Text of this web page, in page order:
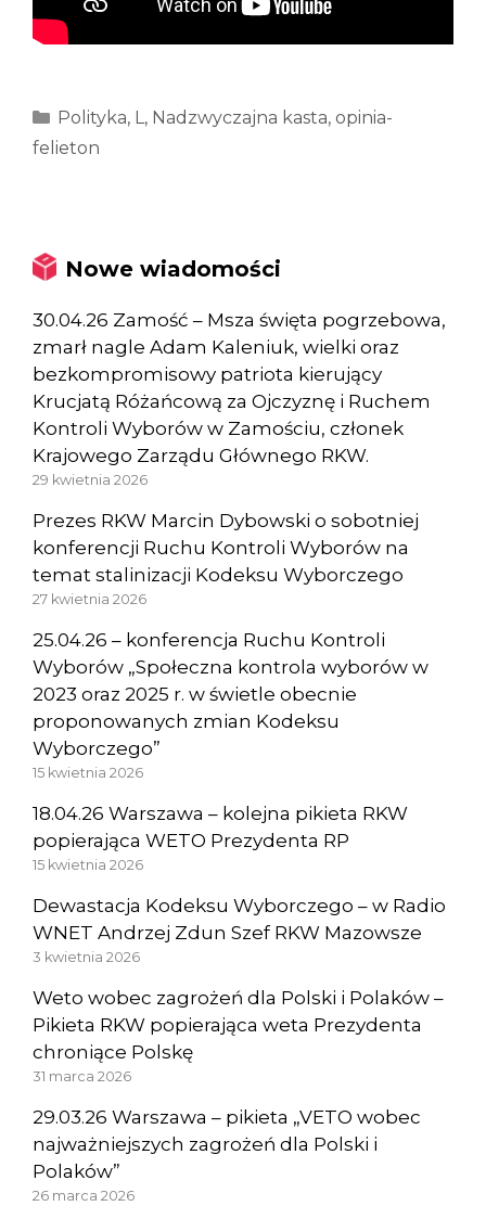
Kategorie
Polityka, L, Nadzwyczajna kasta, opinia-
felieton
Nowe wiadomości
30.04.26 Zamość – Msza święta pogrzebowa,
zmarł nagle Adam Kaleniuk, wielki oraz
bezkompromisowy patriota kierujący
Krucjatą Różańcową za Ojczyznę i Ruchem
Kontroli Wyborów w Zamościu, członek
Krajowego Zarządu Głównego RKW.
29 kwietnia 2026
Prezes RKW Marcin Dybowski o sobotniej
konferencji Ruchu Kontroli Wyborów na
temat stalinizacji Kodeksu Wyborczego
27 kwietnia 2026
25.04.26 – konferencja Ruchu Kontroli
Wyborów „Społeczna kontrola wyborów w
2023 oraz 2025 r. w świetle obecnie
proponowanych zmian Kodeksu
Wyborczego”
15 kwietnia 2026
18.04.26 Warszawa – kolejna pikieta RKW
popierająca WETO Prezydenta RP
15 kwietnia 2026
Dewastacja Kodeksu Wyborczego – w Radio
WNET Andrzej Zdun Szef RKW Mazowsze
3 kwietnia 2026
Weto wobec zagrożeń dla Polski i Polaków –
Pikieta RKW popierająca weta Prezydenta
chroniące Polskę
31 marca 2026
29.03.26 Warszawa – pikieta „VETO wobec
najważniejszych zagrożeń dla Polski i
Polaków”
26 marca 2026